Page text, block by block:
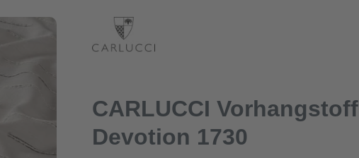
CARLUCCI Vorhangstoff
Devotion 1730